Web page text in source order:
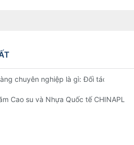
chuyên nghiệp là gì: Đối tác đáng
Cao su và Nhựa Quốc tế